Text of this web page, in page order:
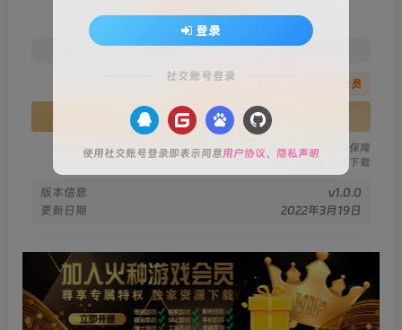
免费
您暂无购买权限，请先开通会员
开通会员
安全绿色无毒保障 永久免费稳定更新
资源有效持续保障
火种网盘极速下载
版本信息
v1.0.0
更新日期
2022年3月19日
登录
社交账号登录
使用社交账号登录即表示同意用户协议、 隐私声明